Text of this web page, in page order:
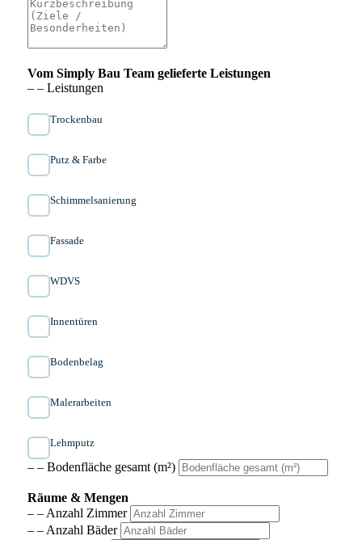
Vom Simply Bau Team gelieferte Leistungen
– – Leistungen
Trockenbau
Putz & Farbe
Schimmelsanierung
Fassade
WDVS
Innen­türen
Bodenbelag
Malerarbeiten
Lehmputz
– – Bodenfläche gesamt (m²)
Räume & Mengen
– – Anzahl Zimmer
– – Anzahl Bäder